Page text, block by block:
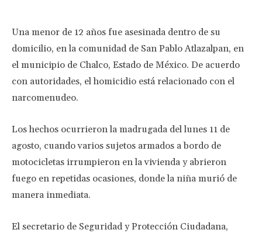
Una menor de 12 años fue asesinada dentro de su
domicilio, en la comunidad de San Pablo Atlazalpan, en
el municipio de Chalco, Estado de México. De acuerdo
con autoridades, el homicidio está relacionado con el
narcomenudeo.
Los hechos ocurrieron la madrugada del lunes 11 de
agosto, cuando varios sujetos armados a bordo de
motocicletas irrumpieron en la vivienda y abrieron
fuego en repetidas ocasiones, donde la niña murió de
manera inmediata.
El secretario de Seguridad y Protección Ciudadana,